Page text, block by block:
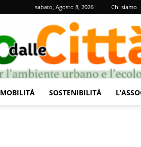
sabato, Agosto 8, 2026 Chi siamo
MOBILITÀ SOSTENIBILITÀ